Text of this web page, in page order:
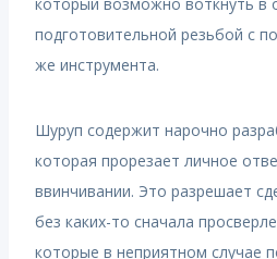
подготовительной резьбой с
же инструмента.
Шуруп содержит нарочно
которая прорезает личное
ввинчивании. Это разрешает
без каких-то сначала
которые в неприятном случае